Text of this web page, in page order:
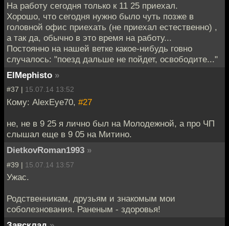
На работу сегодня только к 11 25 приехал.
Хорошо, что сегодня нужно было чуть позже в
головной офис приехать (не приехал естественно) ,
а так да, обычно в это время на работу...
Постоянно на нашей ветке какое-нибудь говно
случалось: "поезд дальше не пойдет, освободите..."
ElMephisto »
#37 | 15.07.14 13:52
Кому: AlexEye70, #27
не, не в 9 25 я лично был на Молодежной, а про ЧП
слышал еще в 9 05 на Митино.
DietkovRoman1993 »
#39 | 15.07.14 13:57
Ужас.
Родственникам, друзьям и знакомым мои
соболезнования. Раненым - здоровья!